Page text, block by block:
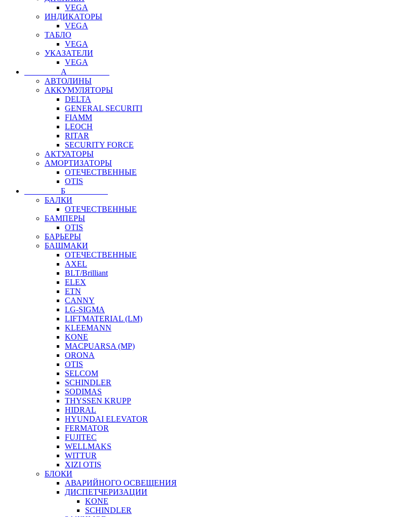
VEGA
ИНДИКАТОРЫ
VEGA
ТАБЛО
VEGA
УКАЗАТЕЛИ
VEGA
⠀⠀⠀⠀⠀⠀А⠀⠀⠀⠀⠀⠀⠀
АВТОЛИНЫ
АККУМУЛЯТОРЫ
DELTA
GENERAL SECURITI
FIAMM
LEOCH
RITAR
SECURITY FORCE
АКТУАТОРЫ
АМОРТИЗАТОРЫ
ОТЕЧЕСТВЕННЫЕ
OTIS
⠀⠀⠀⠀⠀⠀Б⠀⠀⠀⠀⠀⠀⠀
БАЛКИ
ОТЕЧЕСТВЕННЫЕ
БАМПЕРЫ
OTIS
БАРЬЕРЫ
БАШМАКИ
ОТЕЧЕСТВЕННЫЕ
AXEL
BLT/Brilliant
ELEX
ETN
CANNY
LG-SIGMA
LIFTMATERIAL (LM)
KLEEMANN
KONE
MACPUARSA (MP)
ORONA
OTIS
SELCOM
SCHINDLER
SODIMAS
THYSSEN KRUPP
HIDRAL
HYUNDAI ELEVATOR
FERMATOR
FUJITEC
WELLMAKS
WITTUR
XIZI OTIS
БЛОКИ
АВАРИЙНОГО ОСВЕЩЕНИЯ
ДИСПЕТЧЕРИЗАЦИИ
KONE
SCHINDLER